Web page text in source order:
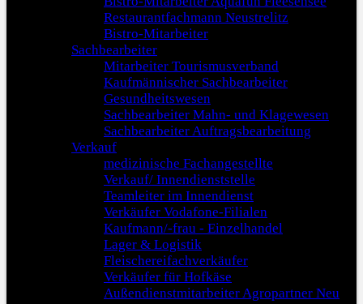
Restaurantfachmann Neustrelitz
Bistro-Mitarbeiter
Sachbearbeiter
Mitarbeiter Tourismusverband
Kaufmännischer Sachbearbeiter
Gesundheitswesen
Sachbearbeiter Mahn- und Klagewesen
Sachbearbeiter Auftragsbearbeitung
Verkauf
medizinische Fachangestellte
Verkauf/ Innendienststelle
Teamleiter im Innendienst
Verkäufer Vodafone-Filialen
Kaufmann/-frau - Einzelhandel
Lager & Logistik
Fleischereifachverkäufer
Verkäufer für Hofkäse
Außendienstmitarbeiter Agropartner Neu